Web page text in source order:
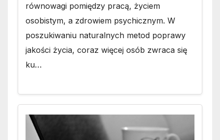
równowagi pomiędzy pracą, życiem
osobistym, a zdrowiem psychicznym. W
poszukiwaniu naturalnych metod poprawy
jakości życia, coraz więcej osób zwraca się
ku…